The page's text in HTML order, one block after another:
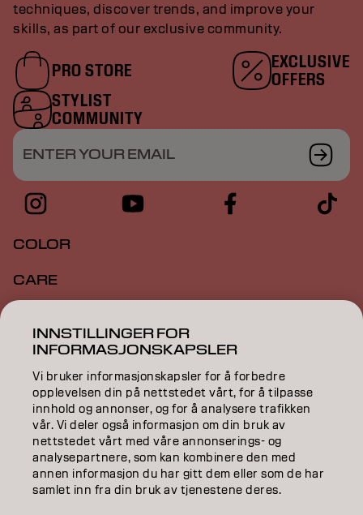
techniques, discover trends, and improve your
skills, as part of our exclusive community.
PRO STORE
EXCLUSIVE
OFFERS
STYLIST
COMMUNITY
ENTER YOUR EMAIL
COLOR
CARE
STYLING
INSPIRATION
EDUCATION
ABOUT
SALON FINDER
INNSTILLINGER FOR
INFORMASJONSKAPSLER
Vi bruker informasjonskapsler for å forbedre
opplevelsen din på nettstedet vårt, for å tilpasse
innhold og annonser, og for å analysere trafikken
vår. Vi deler også informasjon om din bruk av
nettstedet vårt med våre annonserings- og
analysepartnere, som kan kombinere den med
annen informasjon du har gitt dem eller som de har
samlet inn fra din bruk av tjenestene deres.